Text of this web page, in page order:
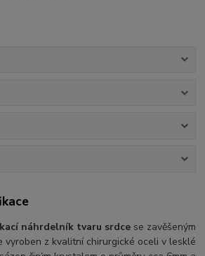
náhrdelník tvaru srdcese zavěšeným
vyroben z kvalitní chirurgické oceli v lesklé